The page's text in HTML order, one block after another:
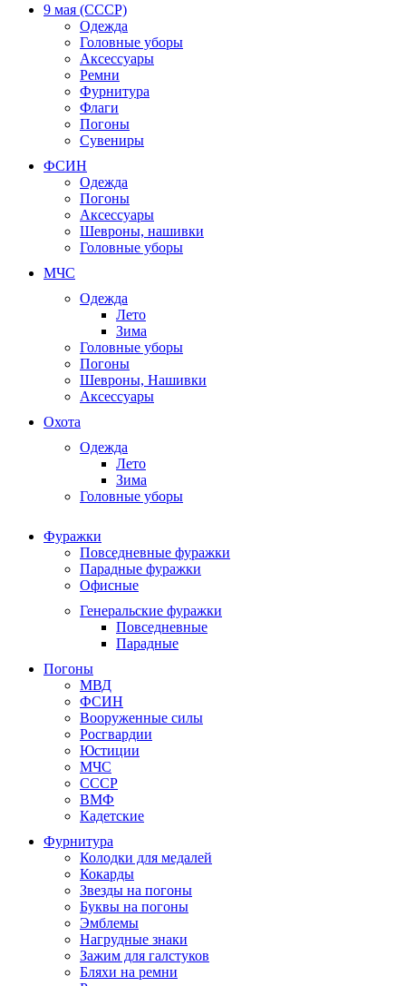
9 мая (СССР)
Одежда
Головные уборы
Аксессуары
Ремни
Фурнитура
Флаги
Погоны
Сувениры
ФСИН
Одежда
Погоны
Аксессуары
Шевроны, нашивки
Головные уборы
МЧС
Одежда
Лето
Зима
Головные уборы
Погоны
Шевроны, Нашивки
Аксессуары
Охота
Одежда
Лето
Зима
Головные уборы
Фуражки
Повседневные фуражки
Парадные фуражки
Офисные
Генеральские фуражки
Повседневные
Парадные
Погоны
МВД
ФСИН
Вооруженные силы
Росгвардии
Юстиции
МЧС
СССР
ВМФ
Кадетские
Фурнитура
Колодки для медалей
Кокарды
Звезды на погоны
Буквы на погоны
Эмблемы
Нагрудные знаки
Зажим для галстуков
Бляхи на ремни